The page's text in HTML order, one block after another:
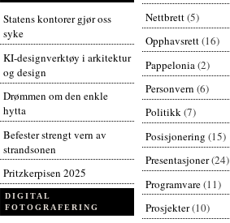
Statens kontorer gjør oss
syke
KI-designverktøy i arkitektur
og design
Drømmen om den enkle
hytta
Befester strengt vern av
strandsonen
Pritzkerpisen 2025
DIGITAL
FOTOGRAFERING
Nettbrett(5)
Opphavsrett(16)
Pappelonia(2)
Personvern (6)
Politikk(7)
Posisjonering (15)
Presentasjoner(24)
Programvare(11)
Prosjekter(10)